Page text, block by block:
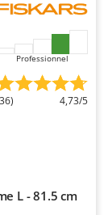
Professionnel
4,73/5
L - 81.5 cm